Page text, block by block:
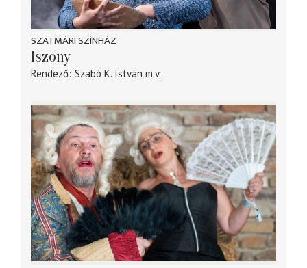
SZATMÁRI SZÍNHÁZ
Iszony
Rendező Szabó K. István m.v.